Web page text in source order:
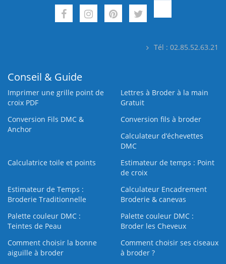
Tél : 02.85.52.63.21
Conseil & Guide
Imprimer une grille point de
croix PDF
Lettres à Broder à la main
Gratuit
Conversion Fils DMC &
Anchor
Conversion fils à broder
Calculateur d’échevettes
DMC
Calculatrice toile et points
Estimateur de temps : Point
de croix
Estimateur de Temps :
Broderie Traditionnelle
Calculateur Encadrement
Broderie & canevas
Palette couleur DMC :
Teintes de Peau
Palette couleur DMC :
Broder les Cheveux
Comment choisir la bonne
aiguille à broder
Comment choisir ses ciseaux
à broder ?